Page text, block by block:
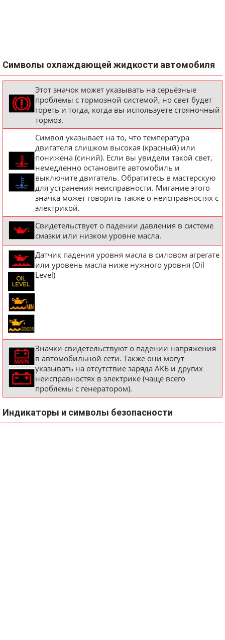
Символы охлаждающей жидкости автомобиля
Этот значок может указывать на серьёзные
проблемы с тормозной системой, но свет будет
гореть и тогда, когда вы используете стояночный
тормоз.
Символ указывает на то, что температура
двигателя слишком высокая (красный) или
понижена (синий). Если вы увидели такой свет,
немедленно остановите автомобиль и
выключите двигатель. Обратитесь в мастерскую
для устранения неисправности. Мигание этого
значка может говорить также о неисправностях с
электрикой.
Свидетельствует о падении давления в системе
смазки или низком уровне масла.
Датчик падения уровня масла в силовом агрегате
или уровень масла ниже нужного уровня (Oil
Level)
Значки свидетельствуют о падении напряжения
в автомобильной сети. Также они могут
указывать на отсутствие заряда АКБ и других
неисправностях в электрике (чаще всего
проблемы с генератором).
Индикаторы и символы безопасности